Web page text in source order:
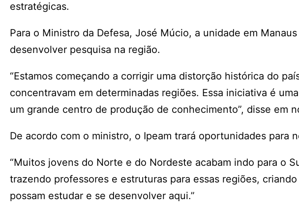
estratégicas.
Para o Ministro da Defesa, José Múcio, a unidade em
desenvolver pesquisa na região.
“Estamos começando a corrigir uma distorção histórica do
concentravam em determinadas regiões. Essa iniciativa é
um grande centro de produção de conhecimento”, disse em
De acordo com o ministro, o Ipeam trará oportunidades para
“Muitos jovens do Norte e do Nordeste acabam indo para o
trazendo professores e estruturas para essas regiões,
possam estudar e se desenvolver aqui.”